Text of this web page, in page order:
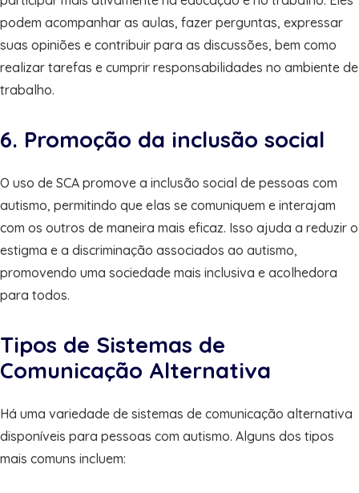
podem acompanhar as aulas, fazer perguntas, expressar
suas opiniões e contribuir para as discussões, bem como
realizar tarefas e cumprir responsabilidades no ambiente de
trabalho.
6. Promoção da inclusão social
O uso de SCA promove a inclusão social de pessoas com
autismo, permitindo que elas se comuniquem e interajam
com os outros de maneira mais eficaz. Isso ajuda a reduzir o
estigma e a discriminação associados ao autismo,
promovendo uma sociedade mais inclusiva e acolhedora
para todos.
Tipos de Sistemas de
Comunicação Alternativa
Há uma variedade de sistemas de comunicação alternativa
disponíveis para pessoas com autismo. Alguns dos tipos
mais comuns incluem: